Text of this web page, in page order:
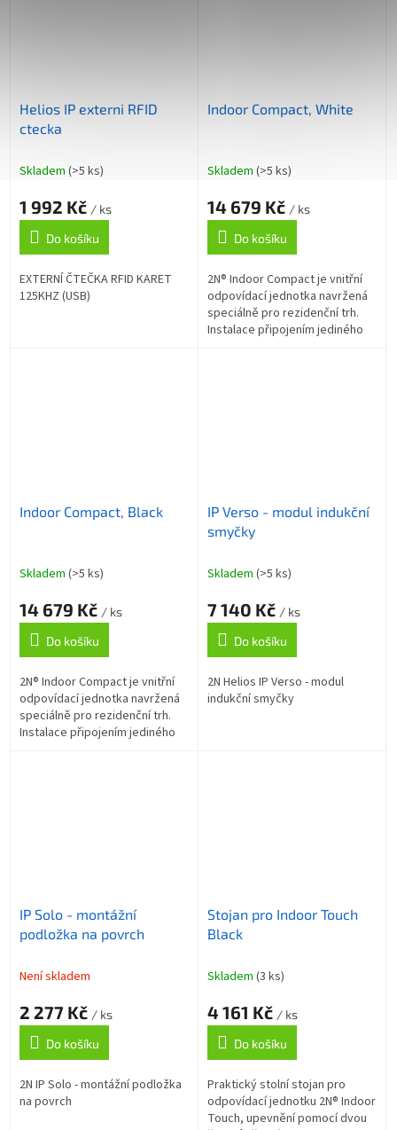
Helios IP externi RFID
ctecka
Skladem (>5 ks)
1 992 Kč / ks
Do košíku
EXTERNÍ ČTEČKA RFID KARET
125KHZ (USB)
Indoor Compact, White
Skladem (>5 ks)
14 679 Kč / ks
Do košíku
2N® Indoor Compact je vnitřní
odpovídací jednotka navržená
speciálně pro rezidenční trh.
Instalace připojením jediného
Indoor Compact, Black
Skladem (>5 ks)
14 679 Kč / ks
Do košíku
2N® Indoor Compact je vnitřní
odpovídací jednotka navržená
speciálně pro rezidenční trh.
Instalace připojením jediného
IP Verso - modul indukční
smyčky
Skladem (>5 ks)
7 140 Kč / ks
Do košíku
2N Helios IP Verso - modul
indukční smyčky
IP Solo - montážní
podložka na povrch
Není skladem
2 277 Kč / ks
Do košíku
2N IP Solo - montážní podložka
na povrch
Stojan pro Indoor Touch
Black
Skladem (3 ks)
4 161 Kč / ks
Do košíku
Praktický stolní stojan pro
odpovídací jednotku 2N® Indoor
Touch, upevnění pomocí dvou